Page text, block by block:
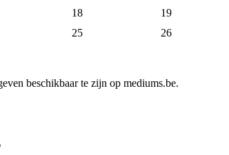
18 19
25 26
beschikbaar te zijn op mediums.be.